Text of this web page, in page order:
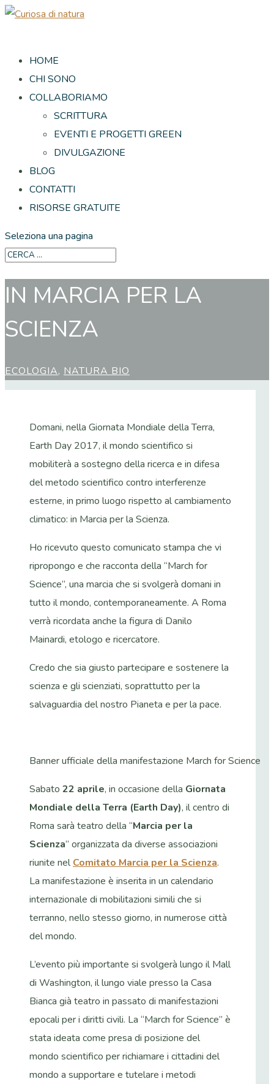
HOME
CHI SONO
COLLABORIAMO
SCRITTURA
EVENTI E PROGETTI GREEN
DIVULGAZIONE
BLOG
CONTATTI
RISORSE GRATUITE
Seleziona una pagina
IN MARCIA PER LA
SCIENZA
ECOLOGIA, NATURA BIO
Domani, nella Giornata Mondiale della Terra,
Earth Day 2017, il mondo scientifico si
mobiliterà a sostegno della ricerca e in difesa
del metodo scientifico contro interferenze
esterne, in primo luogo rispetto al cambiamento
climatico: in Marcia per la Scienza.
Ho ricevuto questo comunicato stampa che vi
ripropongo e che racconta della “March for
Science”, una marcia che si svolgerà domani in
tutto il mondo, contemporaneamente. A Roma
verrà ricordata anche la figura di Danilo
Mainardi, etologo e ricercatore.
Credo che sia giusto partecipare e sostenere la
scienza e gli scienziati, soprattutto per la
salvaguardia del nostro Pianeta e per la pace.
Banner ufficiale della manifestazione March for Science
Sabato 22 aprile, in occasione della Giornata
Mondiale della Terra (Earth Day), il centro di
Roma sarà teatro della “Marcia per la
Scienza” organizzata da diverse associazioni
riunite nelComitato Marcia per la Scienza.
La manifestazione è inserita in un calendario
internazionale di mobilitazioni simili che si
terranno, nello stesso giorno, in numerose città
del mondo.
L’evento più importante si svolgerà lungo il Mall
di Washington, il lungo viale presso la Casa
Bianca già teatro in passato di manifestazioni
epocali per i diritti civili. La “March for Science” è
stata ideata come presa di posizione del
mondo scientifico per richiamare i cittadini del
mondo a supportare e tutelare i metodi